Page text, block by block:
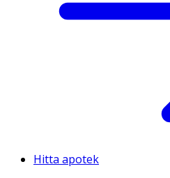
Hitta apotek